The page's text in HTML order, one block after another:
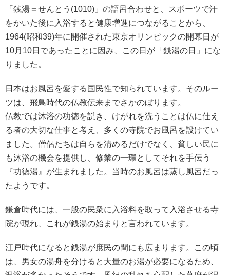
「銭湯＝せんとう(1010)」の語呂合わせと、スポーツで汗
をかいた後に入浴すると健康増進につながることから、
1964(昭和39)年に開催された東京オリンピックの開幕日が
10月10日であったことに因み、この日が「銭湯の日」にな
りました。
日本はお風呂を愛する国民性で知られています。そのルー
ツは、飛鳥時代の仏教伝来までさかのぼります。
仏教では沐浴の功徳を説き、けがれを洗うことは仏に仕え
る者の大切な仕事と考え、多くの寺院でお風呂を設けてい
ました。僧侶たちは自らを清めるだけでなく、貧しい民に
も沐浴の機会を提供し、修業の一環としてそれを手伝う
『功徳湯』が生まれました。当時のお風呂は蒸し風呂だっ
たようです。
鎌倉時代には、一般の民衆に入浴料を取って入浴させる寺
院が現れ、これが銭湯の始まりと言われています。
江戸時代になると銭湯が庶民の間にも広まります。この頃
は、男女の湯舟を分けると大量のお湯が必要になるため、